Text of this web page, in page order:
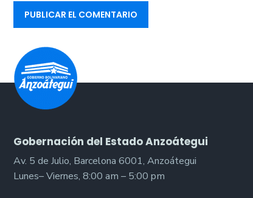
Gobernación del Estado Anzoátegui
Av. 5 de Julio, Barcelona 6001, Anzoátegui
Lunes– Viernes, 8:00 am – 5:00 pm